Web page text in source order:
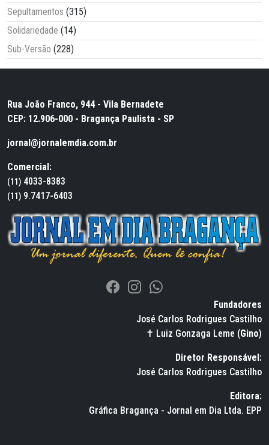
Sepultamentos (315)
Solidariedade (14)
Sub-Versão (228)
Rua João Franco, 944 - Vila Bernadete
CEP: 12.906-000 - Bragança Paulista - SP
jornal@jornalemdia.com.br
Comercial:
(11) 4033-8383
(11) 9.7417-6403
Fundadores
José Carlos Rodrigues Castilho
✝ Luiz Gonzaga Leme (Gino)
Diretor Responsável:
José Carlos Rodrigues Castilho
Editora:
Gráfica Bragança - Jornal em Dia Ltda. EPP